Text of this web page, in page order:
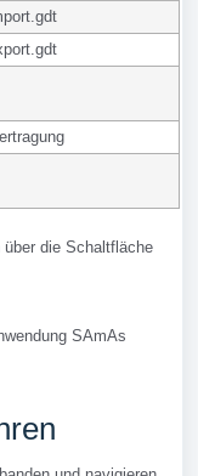
die Schaltfläche
SAmAs